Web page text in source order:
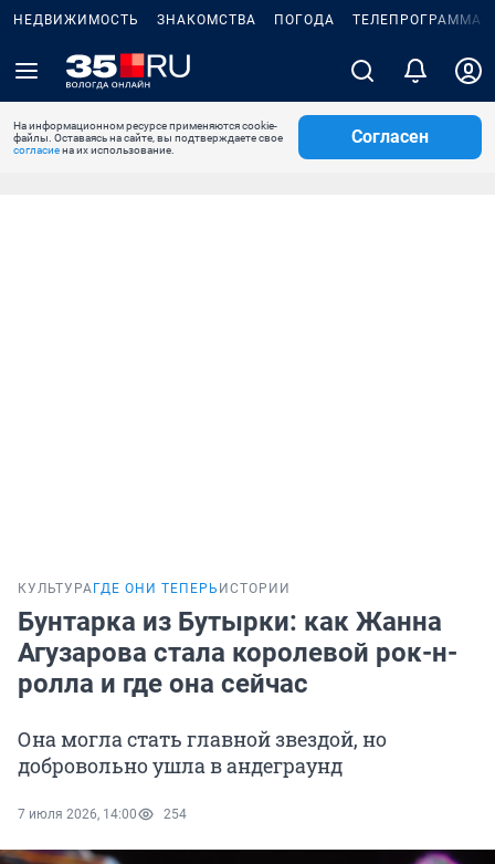
НЕДВИЖИМОСТЬ ЗНАКОМСТВА ПОГОДА ТЕЛЕПРОГРАММА
На информационном ресурсе применяются cookie-
файлы. Оставаясь на сайте, вы подтверждаете свое
согласиена их использование.
Согласен
КУЛЬТУРА ГДЕ ОНИ ТЕПЕРЬ ИСТОРИИ
Бунтарка из Бутырки: как Жанна
Агузарова стала королевой рок-н-
ролла и где она сейчас
Она могла стать главной звездой, но
добровольно ушла в андеграунд
7 июля 2026, 14:00 254